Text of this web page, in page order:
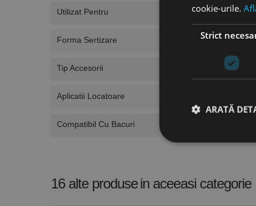
Utilizat Pentru
Forma Sertizare
Tip Accesorii
Aplicatii Locatoare
Compatibil Cu Bacuri
16 alte produsein aceeasi categorie
cookie-urile.
Strict
ARATĂ
Cookie-urile strict